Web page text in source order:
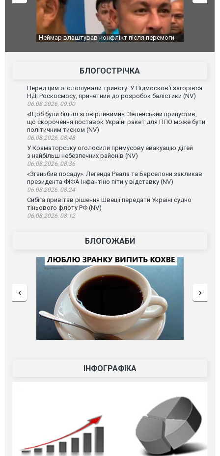
Мудрик провів перший матч за "Челсі" після
допінгової дискваліфікації. ВІДЕО
під час
Франції
БЛОГОСТРІЧКА
Перед цим оголошували тривогу. У Підмосков'ї загорівся
НДІ Роскосмосу, причетний до розробок балістики (NV)
06.08.2026, 09:00
«Щоб були більш зговірливими». Зеленський припустив,
що скорочення поставок Україні ракет для ППО може бути
політичним тиском (NV)
06.08.2026, 08:48
У Краматорську оголосили примусову евакуацію дітей
з найбільш небезпечних районів (NV)
06.08.2026, 08:36
«Зганьбив посаду». Легенда Реала та Барселони закликав
президента ФІФА Інфантіно піти у відставку (NV)
06.08.2026, 08:24
Сибіга привітав рішення Швеції передати Україні судно
тіньового флоту РФ (NV)
06.08.2026, 08:12
БЛОГОЖАБИ
ІНФОГРАФІКА